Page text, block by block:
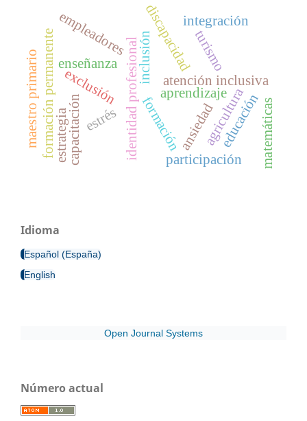
formación
atención inclusiva
identidad profesional
enseñanza
aprendizaje
inclusión
exclusión
discapacidad
capacitaciónestrés ansiedad
formación permanente
maestro primario agricultura
turismo
educación
integración
participación
empleadores
estrategia matemáticas
Idioma
Español (España)
English
Open Journal Systems
Número actual